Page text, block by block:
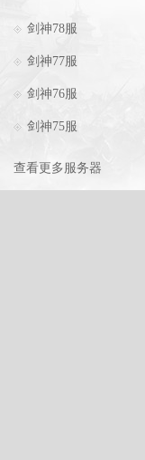
剑神78服
剑神77服
剑神76服
剑神75服
查看更多服务器